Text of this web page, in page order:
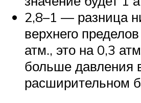
2,8–1 — разница
верхнего
атм., это на 0,3
больше давления
расширительном